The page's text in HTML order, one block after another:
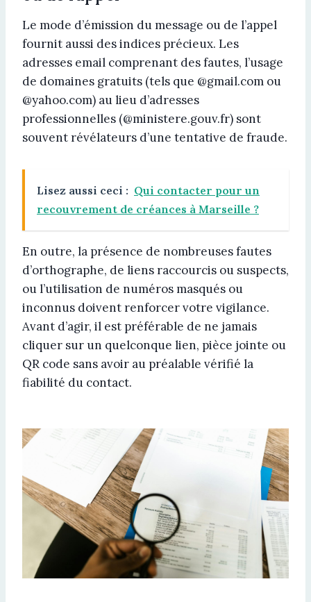
Le mode d’émission du message ou de l’appel
fournit aussi des indices précieux. Les
adresses email comprenant des fautes, l’usage
de domaines gratuits (tels que @gmail.com ou
@yahoo.com) au lieu d’adresses
professionnelles (@ministere.gouv.fr) sont
souvent révélateurs d’une tentative de fraude.
Lisez aussi ceci : Qui contacter pour un
recouvrement de créances à Marseille ?
En outre, la présence de nombreuses fautes
d’orthographe, de liens raccourcis ou suspects,
ou l’utilisation de numéros masqués ou
inconnus doivent renforcer votre vigilance.
Avant d’agir, il est préférable de ne jamais
cliquer sur un quelconque lien, pièce jointe ou
QR code sans avoir au préalable vérifié la
fiabilité du contact.